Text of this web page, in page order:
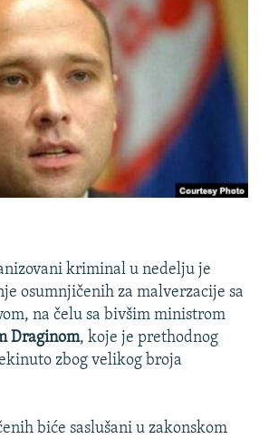
BIH
kriminal u nedelju je
osumnjičenih za malverzacije sa
na čelu sa bivšim ministrom
Draginom, koje je prethodnog
zbog velikog broja
biće saslušani u zakonskom